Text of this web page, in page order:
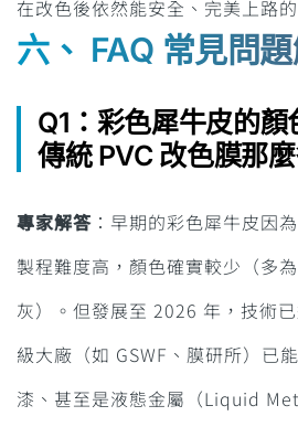
在改色後依然能安全、完美上路
六、 FAQ 常見問
Q1：彩色犀牛皮的
傳統 PVC 改色膜那
專家解答：早期的彩色犀牛皮因
製程難度高，顏色確實較少（多
灰）。但發展至 2026 年，技術
級大廠（如 GSWF、膜研所）已
漆、甚至是液態金屬（Liquid